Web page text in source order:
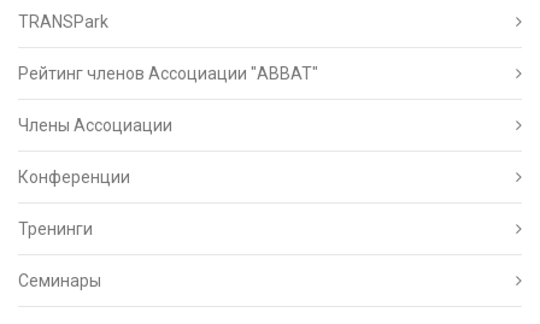
TRANSPark
Рейтинг членов Ассоциации "АВВАТ"
Члены Ассоциации
Конференции
Тренинги
Семинары